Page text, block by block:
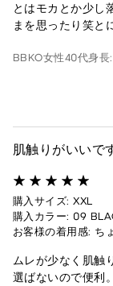
とはモカとか少し
まを思ったり笑と
BBKO女性40代身長
肌触りがいいで
購入サイズ: XXL
購入カラー: 09
お客様の着用感: ち
ムレが少なく肌触
選ばないので便利